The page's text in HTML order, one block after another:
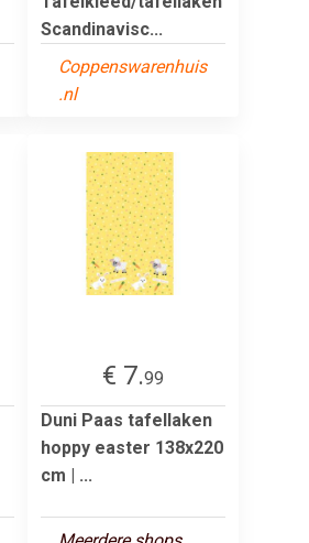
Scandinavisc...
Coppenswarenhuis
.nl
€ 7.99
Duni Paas tafellaken
hoppy easter 138x220
cm | ...